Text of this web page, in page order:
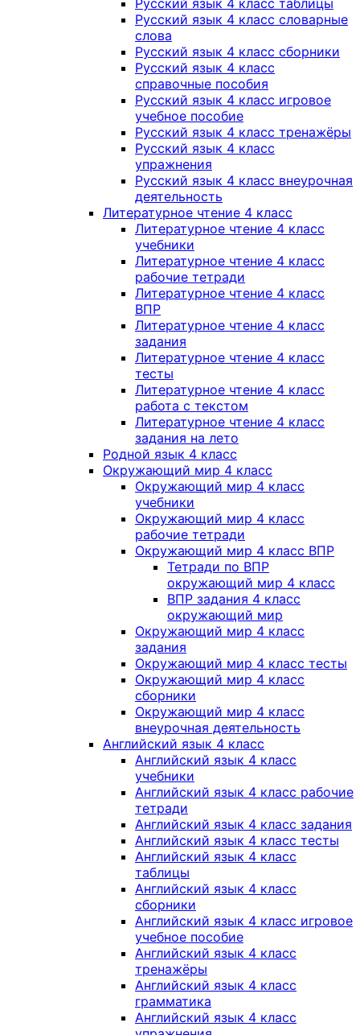
Русский язык 4 класс таблицы
Русский язык 4 класс словарные
слова
Русский язык 4 класс сборники
Русский язык 4 класс
справочные пособия
Русский язык 4 класс игровое
учебное пособие
Русский язык 4 класс тренажёры
Русский язык 4 класс
упражнения
Русский язык 4 класс внеурочная
деятельность
Литературное чтение 4 класс
Литературное чтение 4 класс
учебники
Литературное чтение 4 класс
рабочие тетради
Литературное чтение 4 класс
ВПР
Литературное чтение 4 класс
задания
Литературное чтение 4 класс
тесты
Литературное чтение 4 класс
работа с текстом
Литературное чтение 4 класс
задания на лето
Родной язык 4 класс
Окружающий мир 4 класс
Окружающий мир 4 класс
учебники
Окружающий мир 4 класс
рабочие тетради
Окружающий мир 4 класс ВПР
Тетради по ВПР
окружающий мир 4 класс
ВПР задания 4 класс
окружающий мир
Окружающий мир 4 класс
задания
Окружающий мир 4 класс тесты
Окружающий мир 4 класс
сборники
Окружающий мир 4 класс
внеурочная деятельность
Английский язык 4 класс
Английский язык 4 класс
учебники
Английский язык 4 класс рабочие
тетради
Английский язык 4 класс задания
Английский язык 4 класс тесты
Английский язык 4 класс
таблицы
Английский язык 4 класс
сборники
Английский язык 4 класс игровое
учебное пособие
Английский язык 4 класс
тренажёры
Английский язык 4 класс
грамматика
Английский язык 4 класс